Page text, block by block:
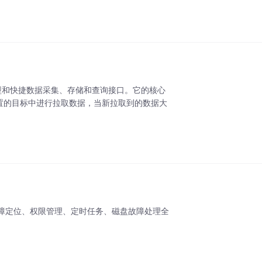
快捷数据采集、存储和查询接口。它的核心
目标中进行拉取数据，当新拉取到的数据大
位、权限管理、定时任务、磁盘故障处理全